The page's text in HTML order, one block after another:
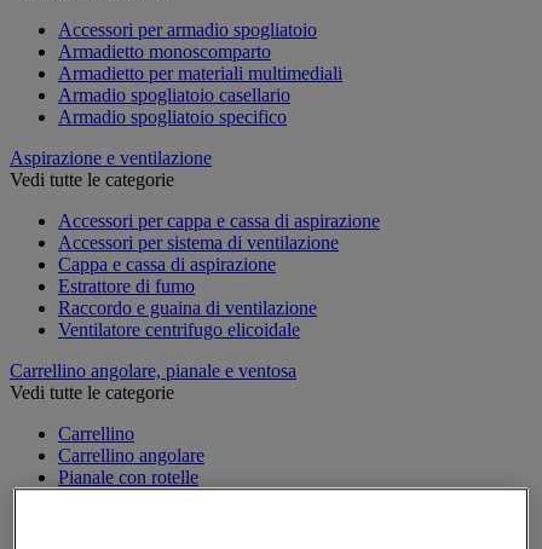
Accessori per armadio spogliatoio
Armadietto monoscomparto
Armadietto per materiali multimediali
Armadio spogliatoio casellario
Armadio spogliatoio specifico
Aspirazione e ventilazione
Vedi tutte le categorie
Accessori per cappa e cassa di aspirazione
Accessori per sistema di ventilazione
Cappa e cassa di aspirazione
Estrattore di fumo
Raccordo e guaina di ventilazione
Ventilatore centrifugo elicoidale
Carrellino angolare, pianale e ventosa
Vedi tutte le categorie
Carrellino
Carrellino angolare
Pianale con rotelle